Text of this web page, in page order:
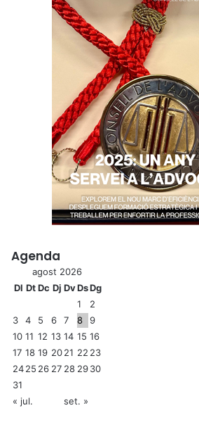
n
Agenda
agost 2026
Dl DtDc Dj DvDsDg
1
2
3
4 5 6 7 8
9
10 11 12 13 14 15 16
17 18 19 2021 22 23
2425 26 27 28 2930
31
« jul.
set. »